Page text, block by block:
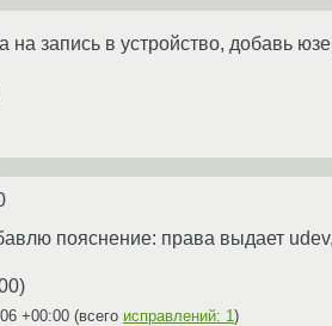
запись в устройство, добавь
пояснение: права выдает
)
+00:00 (всего исправлений: 1 )